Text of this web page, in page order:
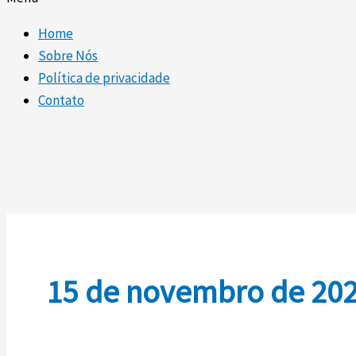
Home
Sobre Nós
Política de privacidade
Contato
15 de novembro de